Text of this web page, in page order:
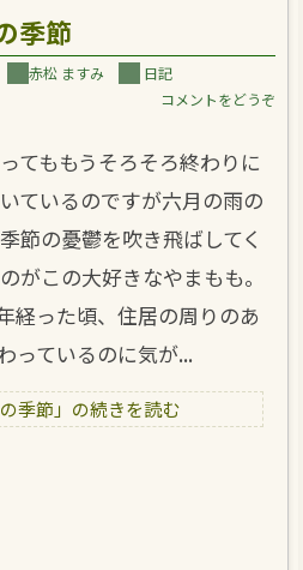
季節
赤松 ますみ
日記
コメントをどうぞ
てももうそろそろ終わりに
ているのですが六月の雨の
節の憂鬱を吹き飛ばしてく
がこの大好きなやまもも。
経った頃、住居の周りのあ
っているのに気が...
の季節」の続きを読む